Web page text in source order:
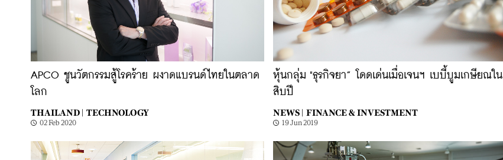
APCO ชูนวัตกรรมสู้โรคร้าย ผงาดแบรนด์ไทยในตลาด
โลก
THAILAND | TECHNOLOGY
02 Feb 2020
หุ้นกลุ่ม "ธุรกิจยา” โดดเด่นเมื่อเจนฯ เบบี้บูมเกษียณใน
สิบปี
NEWS | FINANCE & INVESTMENT
19 Jun 2019